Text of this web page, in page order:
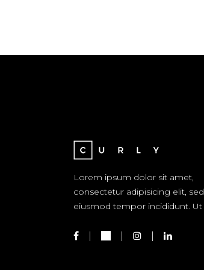
Lorem ipsum dolor sit amet,
consectetur adipisicing elit, sed
eiusmod tempor incididunt. Ut